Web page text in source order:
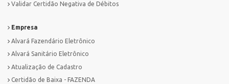
Validar Certidão Negativa de Débitos
Empresa
Alvará Fazendário Eletrônico
Alvará Sanitário Eletrônico
Atualização de Cadastro
Certidão de Baixa - FAZENDA